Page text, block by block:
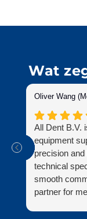
Wat
Oliver Wang
All Dent B.V.
equipment
precision
technical
smooth
partner for